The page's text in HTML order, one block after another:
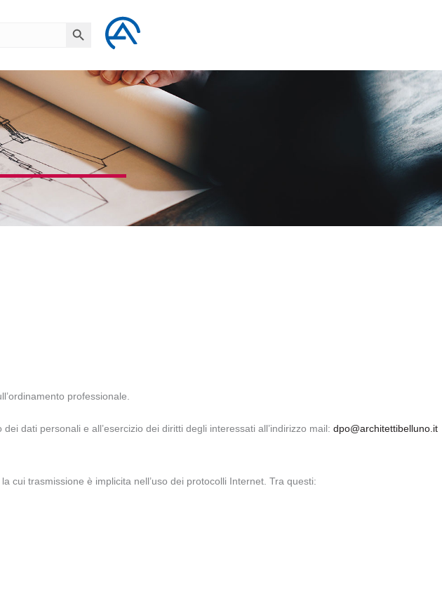
SEARCH BUTTON
professionale.
dati personali e all’esercizio dei diritti degli interessati all’indirizzo mail: dpo@architettibelluno.it
cui trasmissione è implicita nell’uso dei protocolli Internet. Tra questi: